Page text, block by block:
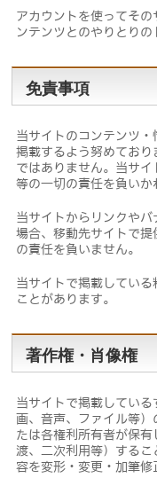
アカウントを使ってそ
ンテンツとのやりとりの
免責事項
当サイトのコンテンツ
掲載するよう努めてお
ではありません。当サ
等の一切の責任を負いか
当サイトからリンクや
場合、移動先サイトで
の責任を負いません。
当サイトで掲載してい
ことがあります。
著作権・肖像権
当サイトで掲載してい
画、音声、ファイル等
たは各権利所有者が保
渡、二次利用等）する
容を変形・変更・加筆修